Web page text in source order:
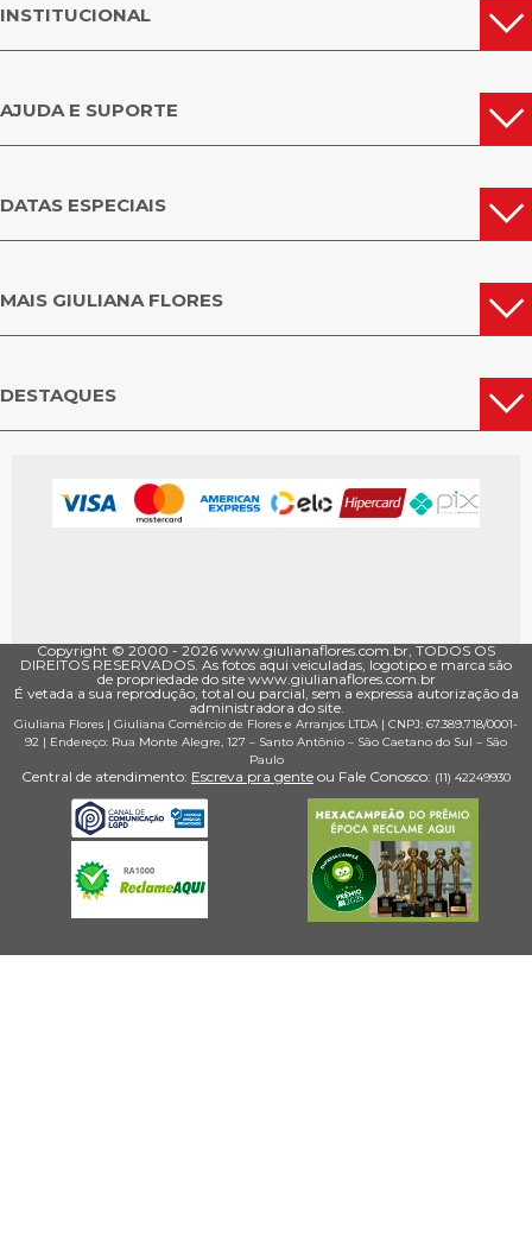
INSTITUCIONAL
AJUDA E SUPORTE
DATAS ESPECIAIS
MAIS GIULIANA FLORES
DESTAQUES
Copyright © 2000 - ­2026 www.giulianaflores.com.br, TODOS OS
DIREITOS RESERVADOS. As fotos aqui veiculadas, logotipo e marca são
de propriedade do site www.giulianaflores.com.br
É vetada a sua reprodução, total ou parcial, sem a expressa autorização da
administradora do site.
Giuliana Flores | Giuliana Comércio de Flores e Arranjos LTDA | CNPJ: 67.389.718/0001­
92 | Endereço: Rua Monte Alegre, 127 – Santo Antônio – São Caetano do Sul – São
Paulo
Central de atendimento: Escreva pra gente ou Fale Conosco: (11) 4224­9930